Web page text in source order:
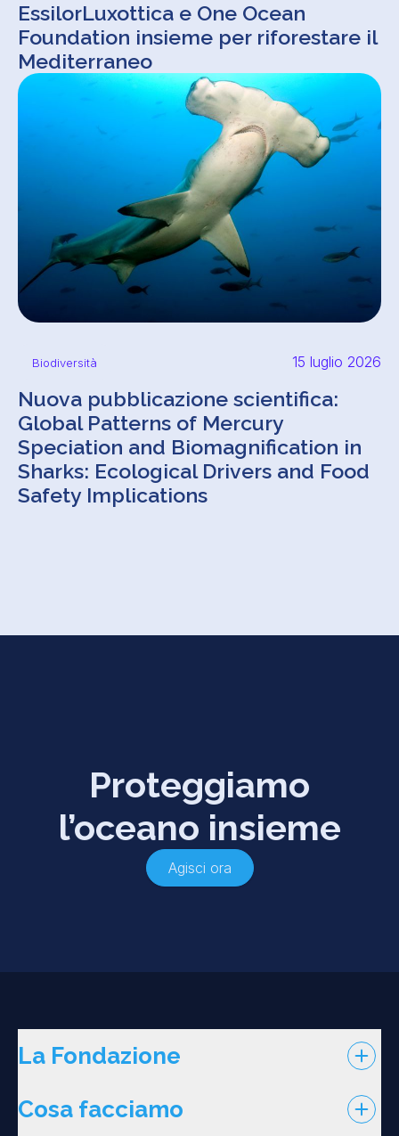
EssilorLuxottica e One Ocean
Foundation insieme per riforestare il
Mediterraneo
Biodiversità 15 luglio 2026
Nuova pubblicazione scientifica:
Global Patterns of Mercury
Speciation and Biomagnification in
Sharks: Ecological Drivers and Food
Safety Implications
Proteggiamo
l’oceano insieme
Agisci ora
La Fondazione
Cosa facciamo